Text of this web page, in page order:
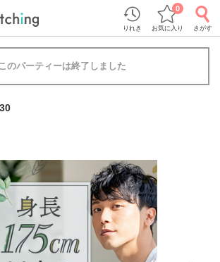
りれき お気に入り
0
さがす
のパーティーは終了しました